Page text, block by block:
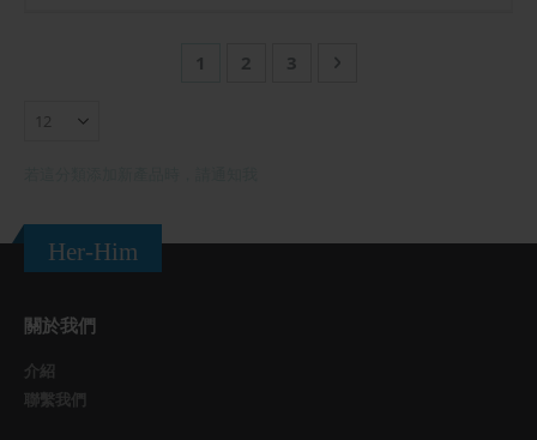
您當前正在閱讀頁
1 頁面
2 頁面
3 頁面
下一步
Her-Him
關於我們
介紹
聯繫我們